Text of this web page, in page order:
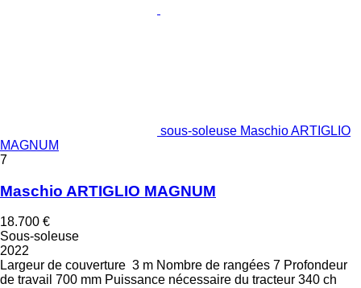
sous-soleuse Maschio ARTIGLIO
MAGNUM
7
Maschio ARTIGLIO MAGNUM
18.700 €
Sous-soleuse
2022
Largeur de couverture 3 m Nombre de rangées 7 Profondeur
de travail 700 mm Puissance nécessaire du tracteur 340 ch